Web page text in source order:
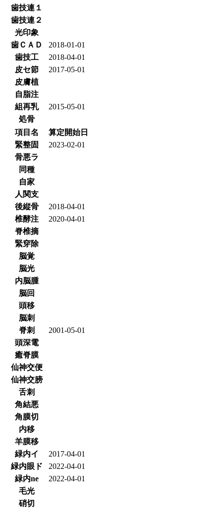
歯技連１
歯技連２
光印象
歯ＣＡＤ
2018-01-01
歯技工
2018-04-01
皮セ節
2017-05-01
皮膚植
自脂注
組再乳
2015-05-01
処骨
項目名
算定開始日
緊整固
2023-02-01
骨悪ラ
同種
自家
人関支
後縦骨
2018-04-01
椎酵注
2020-04-01
脊椎摘
緊穿除
脳覚
脳光
内脳腫
脳回
頭移
脳刺
脊刺
2001-05-01
頭深電
癒脊膜
仙神交便
仙神交膀
舌刺
角結悪
角膜切
内移
羊膜移
緑内イ
2017-04-01
緑内眼ド
2022-04-01
緑内ne
2022-04-01
毛光
硝切